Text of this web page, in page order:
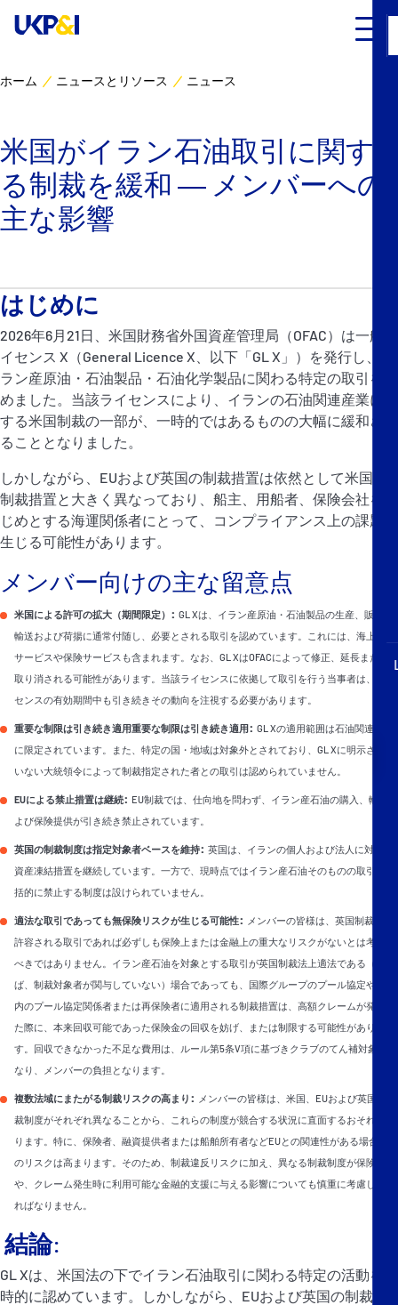
P&I Emergency Contacts
Fixed P&I Emergency Contacts
People
加入船検索
Rules
コレスポンデンツ
English 日本語
リスクマネジメント
Industry Expertise
UK P&I クラブについて
コンタクト
ホーム ニュースとリソース ニュース
米国がイラン石油取引に関す
る制裁を緩和 ― メンバーへの
主な影響
はじめに
2026年6月21日、米国財務省外国資産管理局（OFAC）は一般ラ
イセンス X（General Licence X、以下「GL X」）を発行し、イ
ラン産原油・石油製品・石油化学製品に関わる特定の取引を認
めました。当該ライセンスにより、イランの石油関連産業に対
する米国制裁の一部が、一時的ではあるものの大幅に緩和され
ることとなりました。
しかしながら、EUおよび英国の制裁措置は依然として米国の
制裁措置と大きく異なっており、船主、用船者、保険会社をは
じめとする海運関係者にとって、コンプライアンス上の課題が
生じる可能性があります。
メンバー向けの主な留意点
米国による許可の拡大（期間限定） : GL Xは、イラン産原油・石油製品の生産、販売、
輸送および荷揚に通常付随し、必要とされる取引を認めています。これには、海上輸送
サービスや保険サービスも含まれます。なお、GL XはOFACによって修正、延長または
取り消される可能性があります。当該ライセンスに依拠して取引を行う当事者は、ライ
センスの有効期間中も引き続きその動向を注視する必要があります。
重要な制限は引き続き適用重要な制限は引き続き適用: GL Xの適用範囲は石油関連分野
に限定されています。また、特定の国・地域は対象外とされており、GL Xに明示されて
いない大統領令によって制裁指定された者との取引は認められていません。
EUによる禁止措置は継続: EU制裁では、仕向地を問わず、イラン産石油の購入、輸送お
よび保険提供が引き続き禁止されています。
英国の制裁制度は指定対象者ベースを維持: 英国は、イランの個人および法人に対する
資産凍結措置を継続しています。一方で、現時点ではイラン産石油そのものの取引を包
括的に禁止する制度は設けられていません。
適法な取引であっても無保険リスクが生じる可能性:
メンバーの皆様は、英国制裁法上
許容される取引であれば必ずしも保険上または金融上の重大なリスクがないとは考える
べきではありません。イラン産石油を対象とする取引が英国制裁法上適法である（例え
ば、制裁対象者が関与していない）場合であっても、国際グループのプール協定やEU域
内のプール協定関係者または再保険者に適用される制裁措置は、高額クレームが発生し
た際に、本来回収可能であった保険金の回収を妨げ、または制限する可能性がありま
す。回収できなかった不足な費用は、ルール第5条V項に基づきクラブのてん補対象外と
なり、メンバーの負担となります。
複数法域にまたがる制裁リスクの高まり :
メンバーの皆様は、米国、EUおよび英国の制
裁制度がそれぞれ異なることから、これらの制度が競合する状況に直面するおそれがあ
ります。特に、保険者、融資提供者または船舶所有者などEUとの関連性がある場合、そ
のリスクは高まります。そのため、制裁違反リスクに加え、異なる制裁制度が保険契約
や、クレーム発生時に利用可能な金融的支援に与える影響についても慎重に考慮しなけ
ればなりません。
結論:
GL Xは、米国法の下でイラン石油取引に関わる特定の活動を一
時的に認めています。しかしながら、EUおよび英国の制裁制